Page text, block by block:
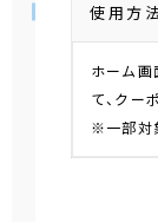
使用方
ホーム画
て、クー
※一部対